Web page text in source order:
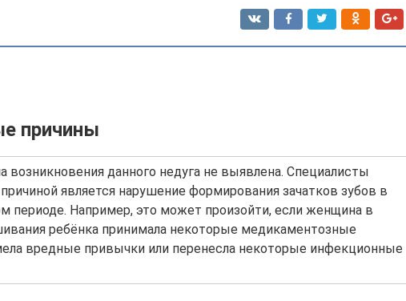
причины
возникновения данного недуга не выявлена. Специалисты
является нарушение формирования зачатков зубов в
периоде. Например, это может произойти, если женщина в
ребёнка принимала некоторые медикаментозные
вредные привычки или перенесла некоторые инфекционные